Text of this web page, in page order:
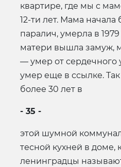
квартире, где мы с
12-ти лет. Мама начала
паралич, умерла в
матери вышла замуж,
— умер от сердечного
умер еще в ссылке.
более 30 лет в
- 35 -
этой шумной
тесной кухней в доме,
ленинградцы